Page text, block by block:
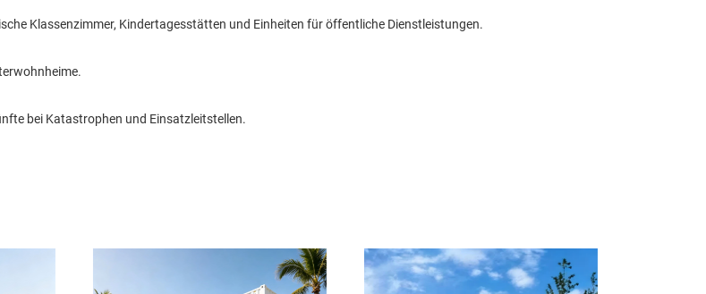
Klassenzimmer, Kindertagesstätten und Einheiten für öffentliche Dienstleistungen.
bei Katastrophen und Einsatzleitstellen.